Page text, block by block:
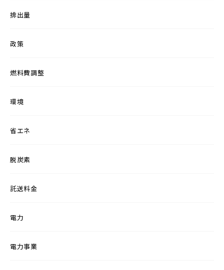
排出量
政策
燃料費調整
環境
省エネ
脱炭素
託送料金
電力
電力事業